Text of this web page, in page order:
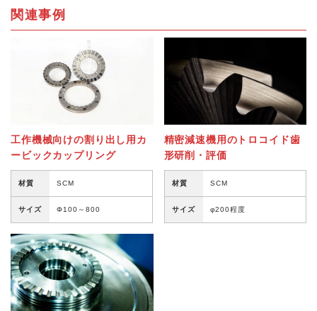
関連事例
工作機械向けの割り出し用カ
ービックカップリング
材質 SCM
サイズ Φ100～800
精密減速機用のトロコイド歯
形研削・評価
材質 SCM
サイズ φ200程度